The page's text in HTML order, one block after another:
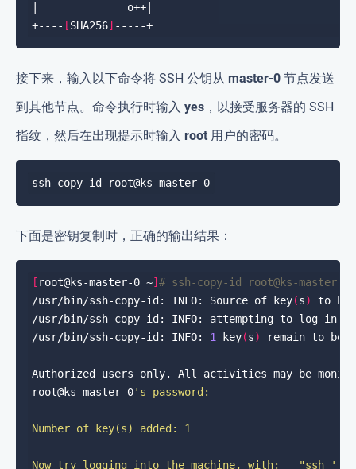
+---- [SHA256]
接下来，输入以下命令将 SSH 公钥从 master-0 节点发送
到其他节点。命令执行时输入 yes ，以接受服务器的 SSH
指纹，然后在出现提示时输入 root 用户的密码。
下面是密钥复制时，正确的输出结果：
[ root@ks-master-0 ~]# ssh-copy-id root@ks-master-0
/usr/bin/ssh-copy-id: INFO: Source of key(s)
to
/usr/bin/ssh-copy-id: INFO: attempting to log in
/usr/bin/ssh-copy-id: INFO: 1 key(s) remain to
root@ks-master-0
Now try logging into the machine, with:   "ssh '